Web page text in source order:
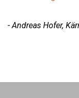
- Andreas Hofer,